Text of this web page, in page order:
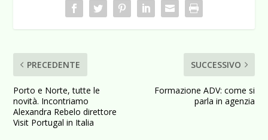
PRECEDENTE
Porto e Norte, tutte le
novità. Incontriamo
Alexandra Rebelo direttore
Visit Portugal in Italia
SUCCESSIVO
Formazione ADV: come si
parla in agenzia